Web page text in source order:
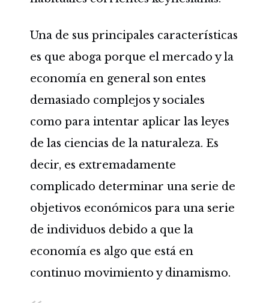
Una de sus principales características
es que aboga porque el mercado y la
economía en general son entes
demasiado complejos y sociales
como para intentar aplicar las leyes
de las ciencias de la naturaleza. Es
decir, es extremadamente
complicado determinar una serie de
objetivos económicos para una serie
de individuos debido a que la
economía es algo que está en
continuo movimiento y dinamismo.